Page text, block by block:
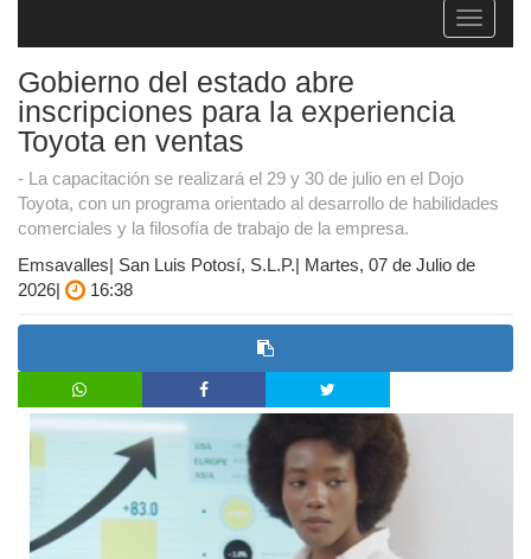
Toggle
Gobierno del estado abre
inscripciones para la experiencia
Toyota en ventas
- La capacitación se realizará el 29 y 30 de julio en el Dojo
Toyota, con un programa orientado al desarrollo de habilidades
comerciales y la filosofía de trabajo de la empresa.
Emsavalles| San Luis Potosí, S.L.P.| Martes, 07 de Julio de
2026|
16:38